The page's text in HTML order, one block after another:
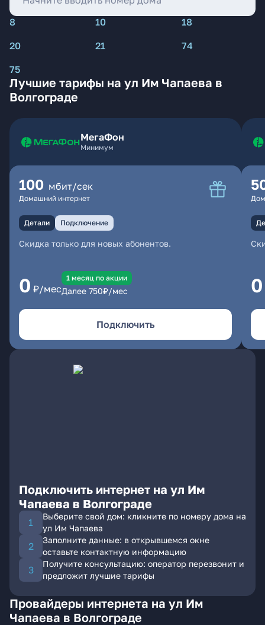
8 10
18
20
21
74
75
Лучшие тарифы на ул Им Чапаева в
Волгограде
МегаФон
Минимум
100 мбит/сек
Домашний интернет
Детали Подключение
Скидка только для новых абонентов.
0 ₽/мес
1 месяц по акции
Далее 750₽/мес
Подключить
0
Подключить интернет на ул Им
Чапаева в Волгограде
Выберите свой дом: кликните по номеру дома на
ул Им Чапаева
Заполните данные: в открывшемся окне
оставьте контактную информацию
Получите консультацию: оператор перезвонит и
предложит лучшие тарифы
Провайдеры интернета на ул Им
Чапаева в Волгограде